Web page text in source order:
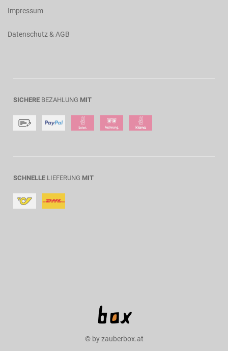
Impressum
Datenschutz & AGB
SICHERE BEZAHLUNG MIT
SCHNELLE LIEFERUNG MIT
© by zauberbox.at